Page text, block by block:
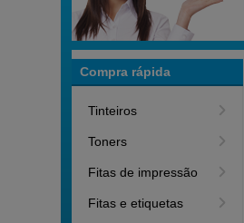
Compra rápida
Tinteiros
Toners
Fitas de impressão
Fitas e etiquetas